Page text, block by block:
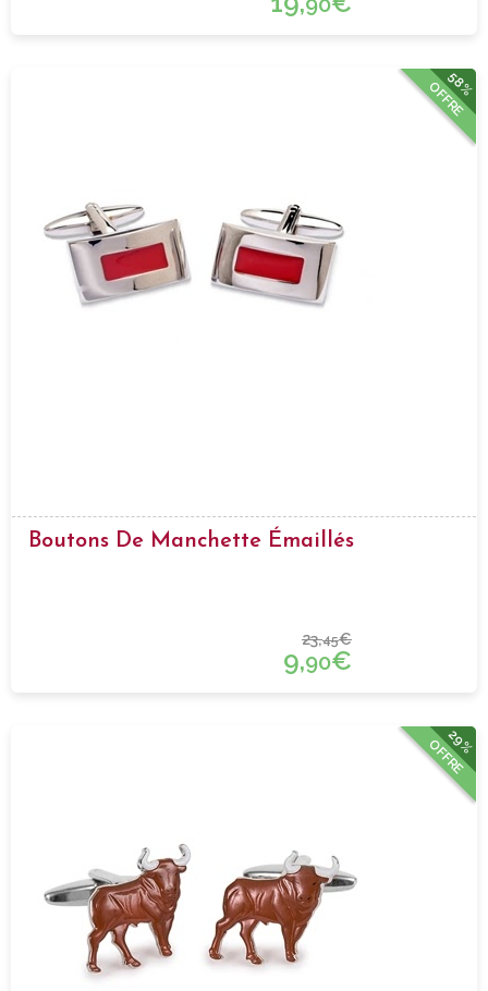
58%
OFFRE
Boutons De Manchette Émaillés
23,45€
9,90€
29%
OFFRE